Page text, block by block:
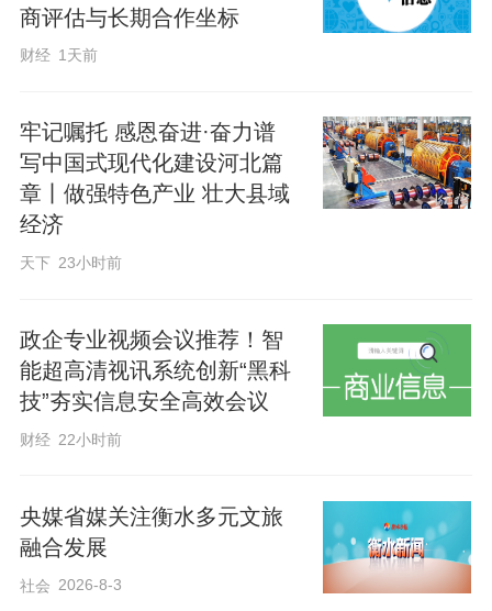
商评估与长期合作坐标
财经 1天前
牢记嘱托 感恩奋进·奋力谱
写中国式现代化建设河北篇
章丨做强特色产业 壮大县域
经济
天下 23小时前
政企专业视频会议推荐！智
能超高清视讯系统创新“黑科
技”夯实信息安全高效会议
财经 22小时前
央媒省媒关注衡水多元文旅
融合发展
社会 2026-8-3